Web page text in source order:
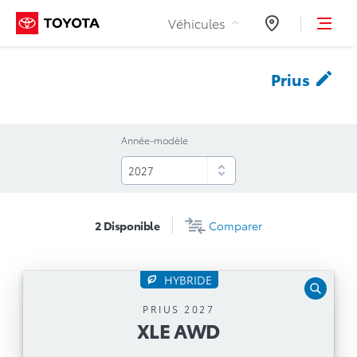
Aller au contenu
Véhicules
Prius
Année-modèle
2 Disponible Comparer
HYBRIDE
PRIUS 2027
XLE AWD
XLE AWD
Boîte automatique